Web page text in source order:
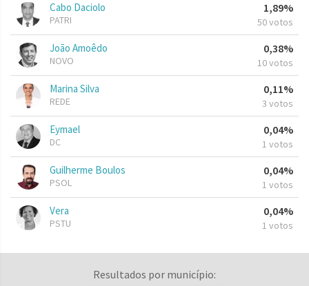
Cabo Daciolo
PATRI
1,89%
50 votos
João Amoêdo
NOVO
0,38%
10 votos
Marina Silva
REDE
0,11%
3 votos
Eymael
DC
0,04%
1 votos
Guilherme Boulos
PSOL
0,04%
1 votos
Vera
PSTU
0,04%
1 votos
Resultados por município: